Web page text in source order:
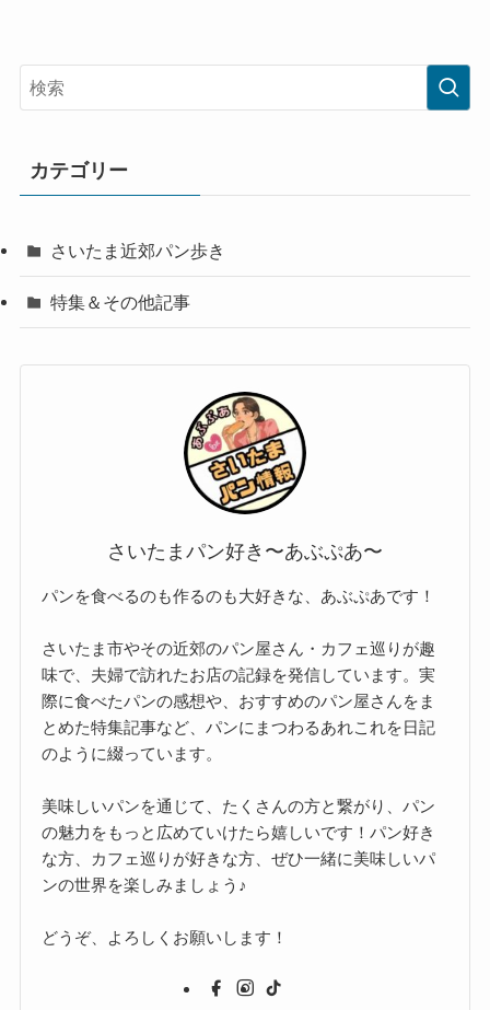
カテゴリー
さいたま近郊パン歩き
特集＆その他記事
さいたまパン好き〜あぶぷあ〜
パンを食べるのも作るのも大好きな、あぶぷあです！
さいたま市やその近郊のパン屋さん・カフェ巡りが趣
味で、夫婦で訪れたお店の記録を発信しています。実
際に食べたパンの感想や、おすすめのパン屋さんをま
とめた特集記事など、パンにまつわるあれこれを日記
のように綴っています。
美味しいパンを通じて、たくさんの方と繋がり、パン
の魅力をもっと広めていけたら嬉しいです！パン好き
な方、カフェ巡りが好きな方、ぜひ一緒に美味しいパ
ンの世界を楽しみましょう♪
どうぞ、よろしくお願いします！